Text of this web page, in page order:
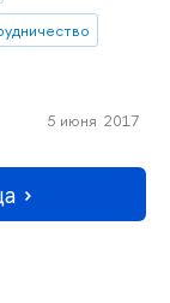
5 июня 2017